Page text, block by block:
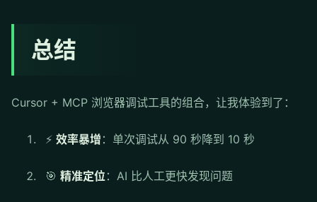
总结
Cursor + MCP 浏览器调试工具的组合，让我体验到了：
⚡ 效率暴增 ：单次调试从 90 秒降到 10 秒
🎯 精准定位：AI 比人工更快发现问题